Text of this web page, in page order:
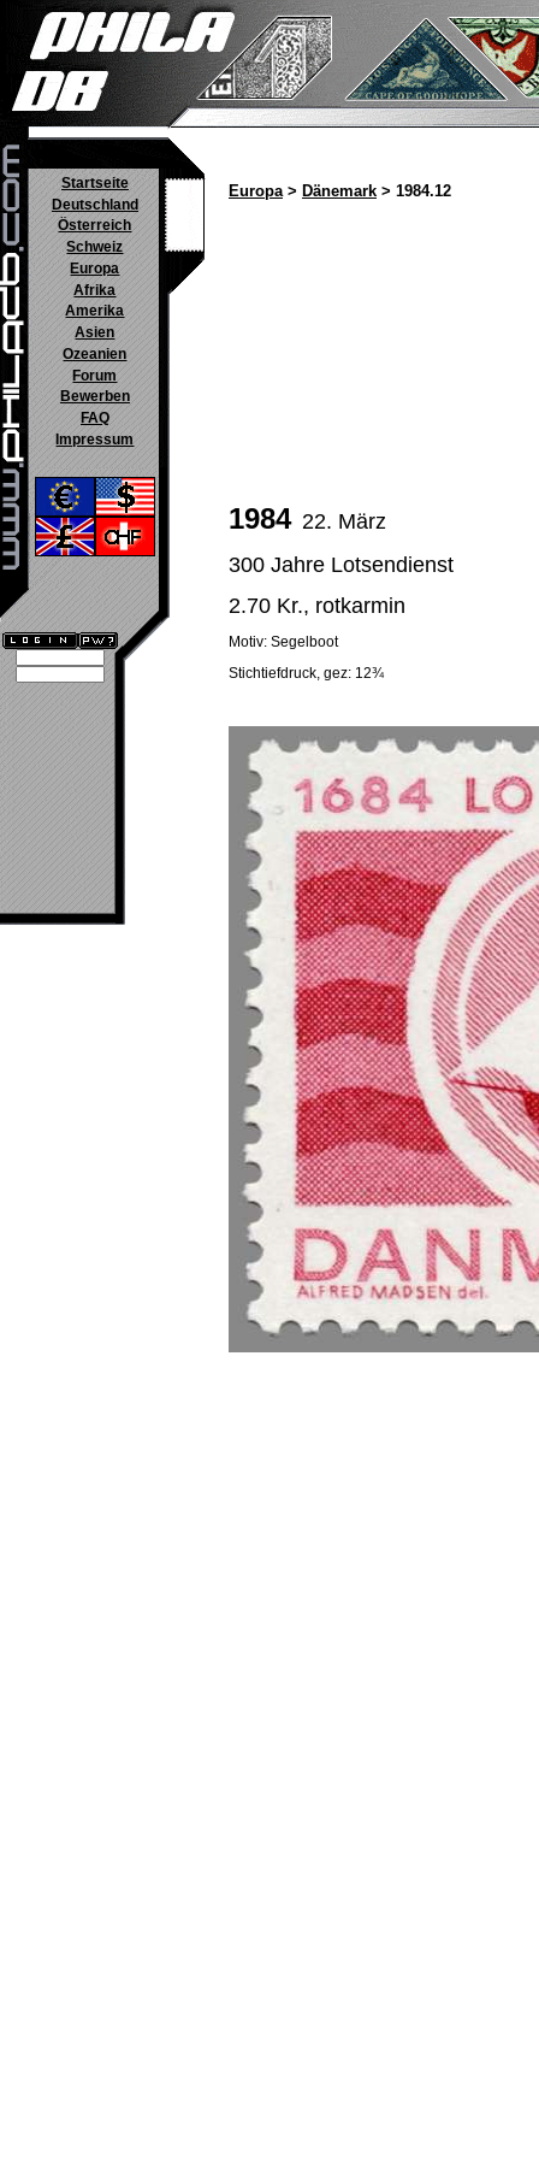
Startseite
Deutschland
Österreich
Schweiz
Europa
Afrika
Amerika
Asien
Ozeanien
Forum
Bewerben
FAQ
Impressum
Europa> Dänemark > 1984.12
1984 22. März
300 Jahre Lotsendienst
2.70 Kr., rotkarmin
Motiv: Segelboot
Stichtiefdruck, gez: 12¾